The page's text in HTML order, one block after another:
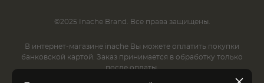
©2025 Inache Brand. Все права защищены.
В интернет-магазине inache Вы можете оплатить покупки
банковской картой. Заказ принимается в обработку только
после оплаты.